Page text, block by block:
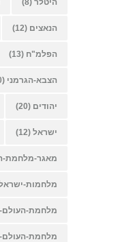
היטלר (8)
הנאצים (12)
הפלמ"ח (13)
הצבא-הגרמני (10)
יהודים (20)
ישראל (12)
מאגר-מלחמת-
מלחמות-
מלחמת-
מלחמת-העולם-